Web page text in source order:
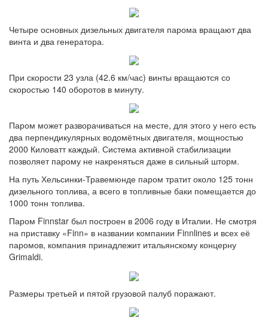
Четыре основных дизельных двигателя парома вращают два
винта и два генератора.
При скорости 23 узла (42.6 км/час) винты вращаются со
скоростью 140 оборотов в минуту.
Паром может разворачиваться на месте, для этого у него есть
два перпендикулярных водомётных двигателя, мощностью
2000 Киловатт каждый. Система активной стабилизации
позволяет парому не накреняться даже в сильный шторм.
На путь Хельсинки-Травемюнде паром тратит около 125 тонн
дизельного топлива, а всего в топливные баки помещается до
1000 тонн топлива.
Паром Finnstar был построен в 2006 году в Италии. Не смотря
на приставку «Finn» в названии компании Finnlines и всех её
паромов, компания принадлежит итальянскому концерну
Grimaldi.
Размеры третьей и пятой грузовой палуб поражают.